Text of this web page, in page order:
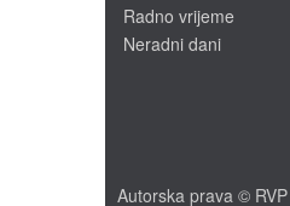
Radno vrijeme
Neradni dani
Autorska prava ©